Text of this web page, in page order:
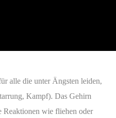
alle die unter Ängsten leiden,
Kampf). Das Gehirn
Reaktionen wie fliehen oder